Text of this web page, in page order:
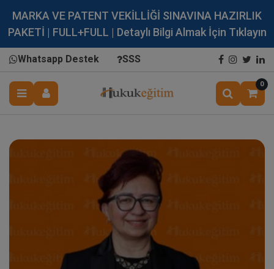
MARKA VE PATENT VEKİLLİĞİ SINAVINA HAZIRLIK
PAKETİ | FULL+FULL | Detaylı Bilgi Almak İçin Tıklayın
Whatsapp Destek SSS
0